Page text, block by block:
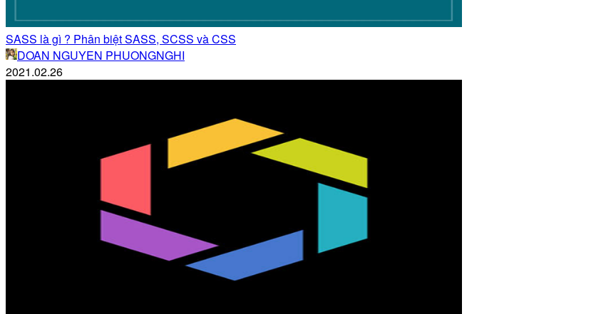
SASS là gì ? Phân biệt SASS, SCSS và CSS
DOAN NGUYEN PHUONGNGHI
2021.02.26